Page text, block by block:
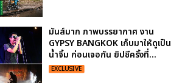
มันส์มาก ภาพบรรยากาศ งาน
GYPSY BANGKOK เก็บมาให้ดูเป็น
น้ำจิ้ม ก่อนเจอกัน ยิปซีครั้งที่...
EXCLUSIVE